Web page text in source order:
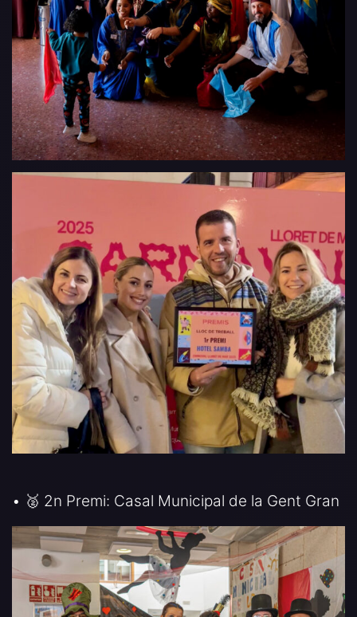
• 🥈 2n Premi: Casal Municipal de la Gent Gran